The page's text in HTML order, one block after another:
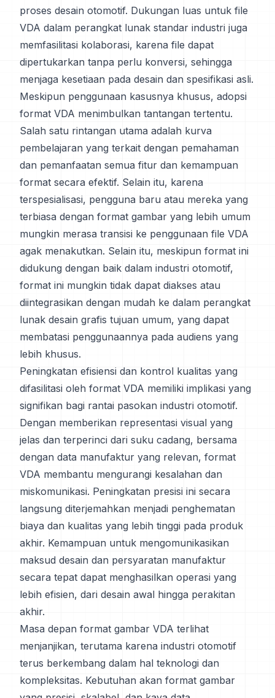
proses desain otomotif. Dukungan luas untuk file
VDA dalam perangkat lunak standar industri juga
memfasilitasi kolaborasi, karena file dapat
dipertukarkan tanpa perlu konversi, sehingga
menjaga kesetiaan pada desain dan spesifikasi asli.
Meskipun penggunaan kasusnya khusus, adopsi
format VDA menimbulkan tantangan tertentu.
Salah satu rintangan utama adalah kurva
pembelajaran yang terkait dengan pemahaman
dan pemanfaatan semua fitur dan kemampuan
format secara efektif. Selain itu, karena
terspesialisasi, pengguna baru atau mereka yang
terbiasa dengan format gambar yang lebih umum
mungkin merasa transisi ke penggunaan file VDA
agak menakutkan. Selain itu, meskipun format ini
didukung dengan baik dalam industri otomotif,
format ini mungkin tidak dapat diakses atau
diintegrasikan dengan mudah ke dalam perangkat
lunak desain grafis tujuan umum, yang dapat
membatasi penggunaannya pada audiens yang
lebih khusus.
Peningkatan efisiensi dan kontrol kualitas yang
difasilitasi oleh format VDA memiliki implikasi yang
signifikan bagi rantai pasokan industri otomotif.
Dengan memberikan representasi visual yang
jelas dan terperinci dari suku cadang, bersama
dengan data manufaktur yang relevan, format
VDA membantu mengurangi kesalahan dan
miskomunikasi. Peningkatan presisi ini secara
langsung diterjemahkan menjadi penghematan
biaya dan kualitas yang lebih tinggi pada produk
akhir. Kemampuan untuk mengomunikasikan
maksud desain dan persyaratan manufaktur
secara tepat dapat menghasilkan operasi yang
lebih efisien, dari desain awal hingga perakitan
akhir.
Masa depan format gambar VDA terlihat
menjanjikan, terutama karena industri otomotif
terus berkembang dalam hal teknologi dan
kompleksitas. Kebutuhan akan format gambar